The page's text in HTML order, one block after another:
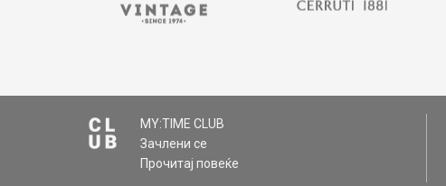
MY:TIME CLUB
Зачлени се
Прочитај повеќе